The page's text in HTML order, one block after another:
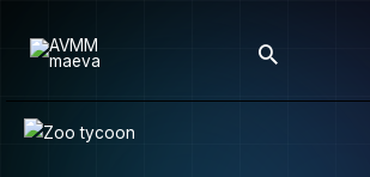
quantité